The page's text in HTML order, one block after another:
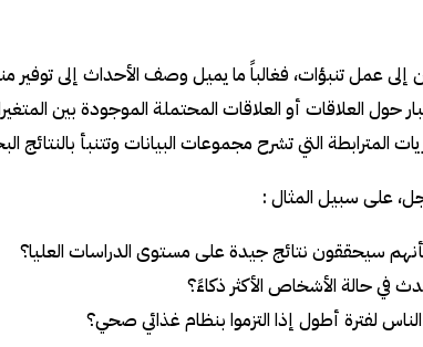
عمل تنبؤات، فغالباً ما يميل وصف الأحداث إلى توفير
حول العلاقات أو العلاقات المحتملة الموجودة بين
التي تشرح مجموعات البيانات وتتنبأ بالنتائج
على سبيل المثال :
سيحققون نتائج جيدة على مستوى الدراسات العليا؟
في حالة الأشخاص الأكثر ذكاءً؟
لفترة أطول إذا التزموا بنظام غذائي صحي؟